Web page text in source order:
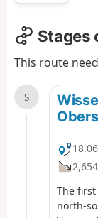
Stages
This route
S
The
north-